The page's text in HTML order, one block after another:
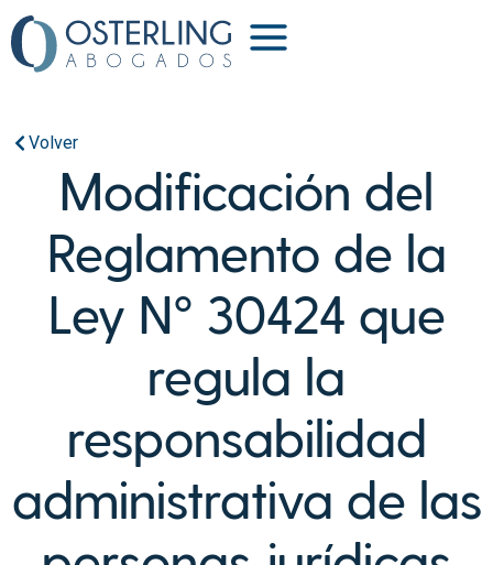
Volver
Modificación del
Reglamento de la
Ley N° 30424 que
regula la
responsabilidad
administrativa de las